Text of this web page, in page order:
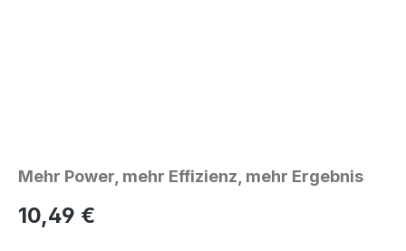
Mehr Power, mehr Effizienz, mehr Ergebnis
Regulärer Preis:
10,49 €